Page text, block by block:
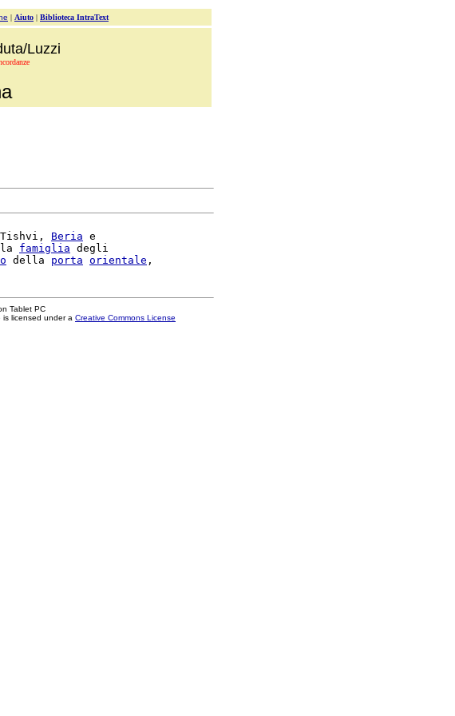
| Aiuto | Biblioteca IntraText
Luzzi
Beria e
la famiglia degli
della porta orientale
Tablet PC
licensed under a Creative Commons License